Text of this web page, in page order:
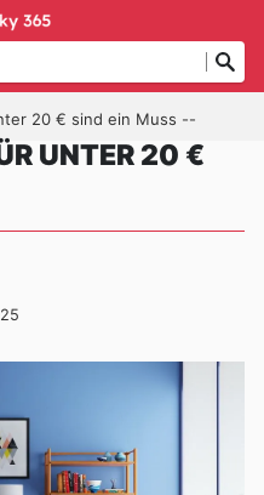
20 € sind ein Muss --
UNTER 20 €